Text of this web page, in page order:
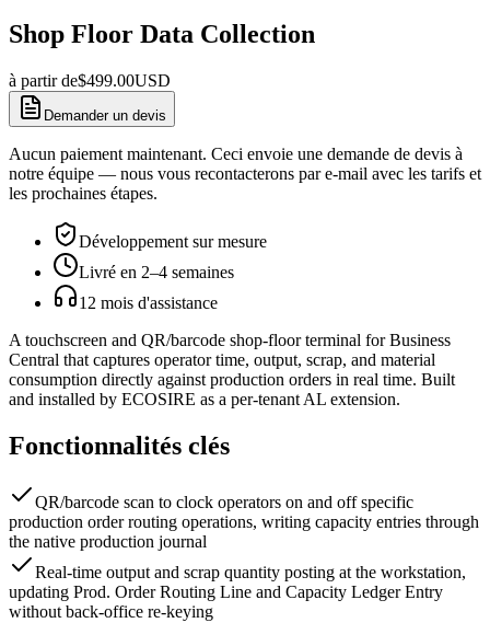
Shop Floor Data Collection
à partir de$499.00USD
Demander un devis
Aucun paiement maintenant. Ceci envoie une demande de devis à
notre équipe — nous vous recontacterons par e-mail avec les tarifs et
les prochaines étapes.
Développement sur mesure
Livré en 2–4 semaines
12 mois d'assistance
A touchscreen and QR/barcode shop-floor terminal for Business
Central that captures operator time, output, scrap, and material
consumption directly against production orders in real time. Built
and installed by ECOSIRE as a per-tenant AL extension.
Fonctionnalités clés
QR/barcode scan to clock operators on and off specific
production order routing operations, writing capacity entries through
the native production journal
Real-time output and scrap quantity posting at the workstation,
updating Prod. Order Routing Line and Capacity Ledger Entry
without back-office re-keying